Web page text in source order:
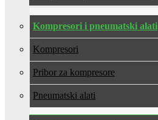
Kompresori i pneumatski alati
Kompresori
Pribor za kompresore
Pneumatski alati